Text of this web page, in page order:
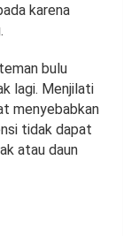
karena
bulu
lagi. Menjilati
menyebabkan
tidak dapat
atau daun